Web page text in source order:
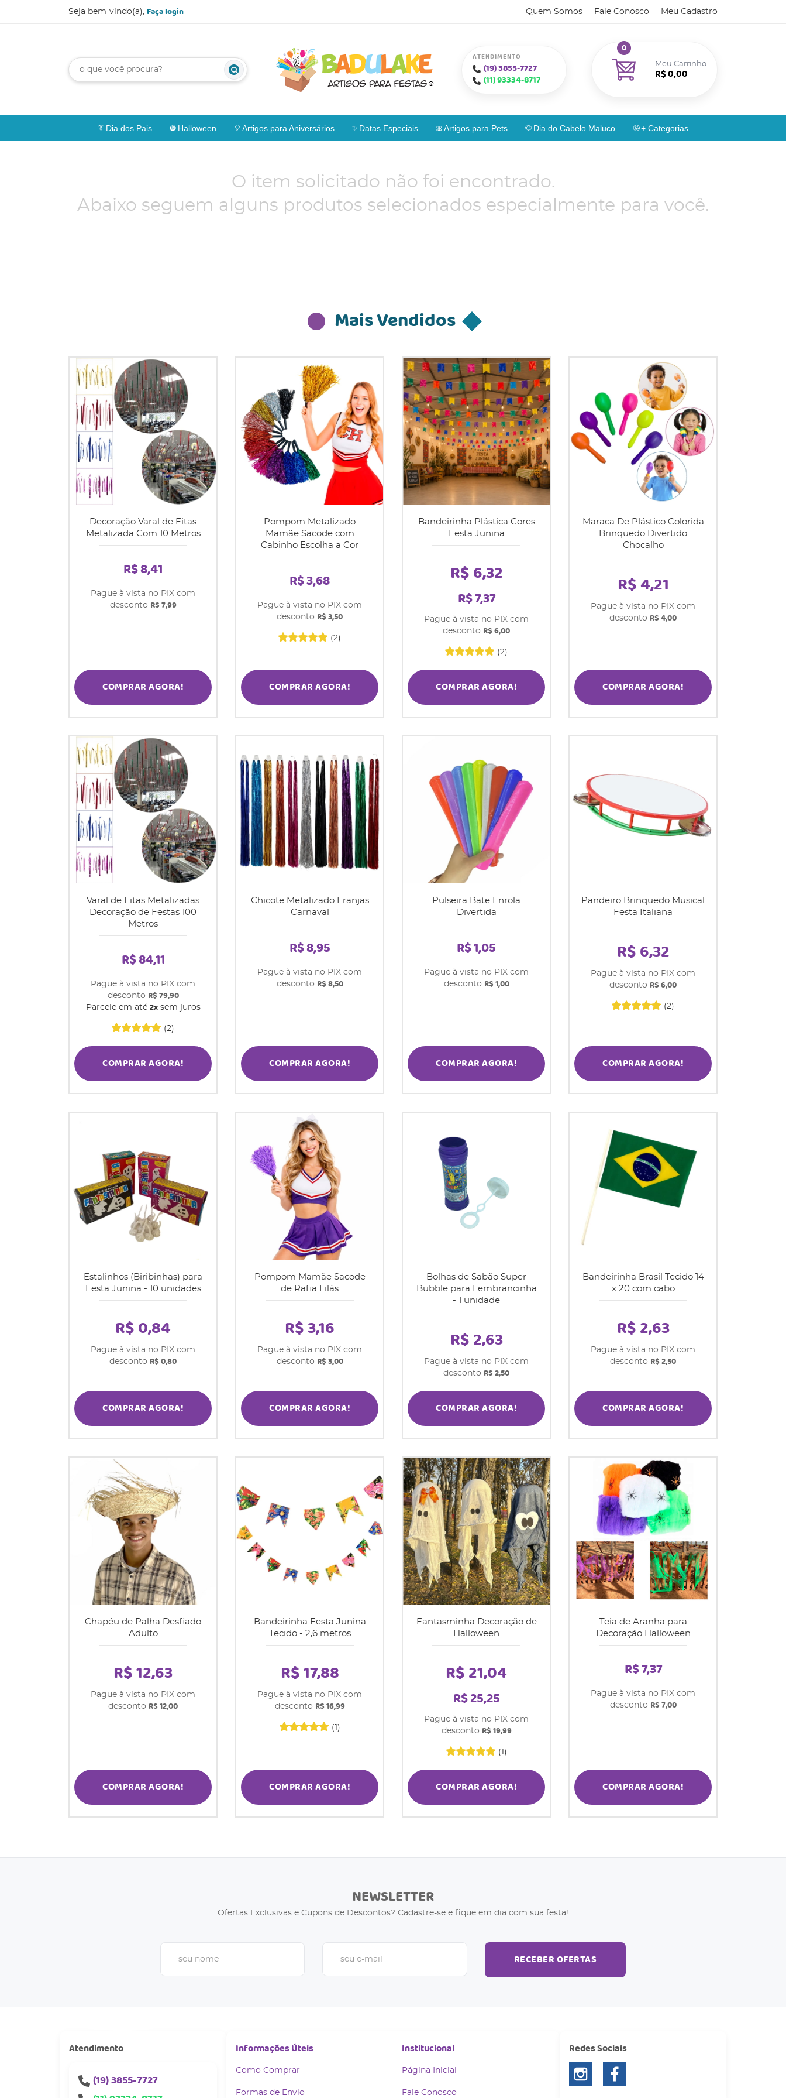
Seja bem-vindo(a), Faça login Quem Somos Fale Conosco Meu Cadastro
ATENDIMENTO
(19)3855-7727
(11)93334-8717
Meu Carrinho
0
R$ 0,00
Dia dos Pais Halloween Artigos para Aniversários Datas Especiais Artigos para Pets Dia do Cabelo Maluco + Categorias
O item solicitado não foi encontrado.
Abaixo seguem alguns produtos selecionados especialmente para você.
Mais Vendidos
Decoração Varal de Fitas
Metalizada Com 10 Metros
R$ 8,41
Pague à vista no PIX com
desconto R$ 7,99
COMPRAR AGORA!
Pompom Metalizado
Mamãe Sacode com
Cabinho Escolha a Cor
(2)
R$ 3,68
Pague à vista no PIX com
desconto R$ 3,50
COMPRAR AGORA!
Bandeirinha Plástica Cores
Festa Junina
(2)
R$ 6,32
R$ 7,37
Pague à vista no PIX com
desconto R$ 6,00
COMPRAR AGORA!
Maraca De Plástico Colorida
Brinquedo Divertido
Chocalho
R$ 4,21
Pague à vista no PIX com
desconto R$ 4,00
COMPRAR AGORA!
Varal de Fitas Metalizadas
Decoração de Festas 100
Metros
(2)
R$ 84,11
Pague à vista no PIX com
desconto R$ 79,90
Parcele em até 2xsem juros
COMPRAR AGORA!
Chicote Metalizado Franjas
Carnaval
R$ 8,95
Pague à vista no PIX com
desconto R$ 8,50
COMPRAR AGORA!
Pulseira Bate Enrola
Divertida
R$ 1,05
Pague à vista no PIX com
desconto R$ 1,00
COMPRAR AGORA!
Pandeiro Brinquedo Musical
Festa Italiana
(2)
R$ 6,32
Pague à vista no PIX com
desconto R$ 6,00
COMPRAR AGORA!
Estalinhos (Biribinhas) para
Festa Junina - 10 unidades
R$ 0,84
Pague à vista no PIX com
desconto R$ 0,80
COMPRAR AGORA!
Pompom Mamãe Sacode
de Rafia Lilás
R$ 3,16
Pague à vista no PIX com
desconto R$ 3,00
COMPRAR AGORA!
Bolhas de Sabão Super
Bubble para Lembrancinha
- 1 unidade
R$ 2,63
Pague à vista no PIX com
desconto R$ 2,50
COMPRAR AGORA!
Bandeirinha Brasil Tecido 14
x 20 com cabo
R$ 2,63
Pague à vista no PIX com
desconto R$ 2,50
COMPRAR AGORA!
Chapéu de Palha Desfiado
Adulto
R$ 12,63
Pague à vista no PIX com
desconto R$ 12,00
COMPRAR AGORA!
Bandeirinha Festa Junina
Tecido - 2,6 metros
(1)
R$ 17,88
Pague à vista no PIX com
desconto R$ 16,99
COMPRAR AGORA!
Fantasminha Decoração de
Halloween
(1)
R$ 21,04
R$ 25,25
Pague à vista no PIX com
desconto R$ 19,99
COMPRAR AGORA!
Teia de Aranha para
Decoração Halloween
R$ 7,37
Pague à vista no PIX com
desconto R$ 7,00
COMPRAR AGORA!
NEWSLETTER
Ofertas Exclusivas e Cupons de Descontos? Cadastre-se e fique em dia com sua festa!
RECEBER OFERTAS
Atendimento
(19)3855-7727
Informações Úteis
Como Comprar
Formas de Envio
Institucional
Página Inicial
Fale Conosco
Redes Sociais